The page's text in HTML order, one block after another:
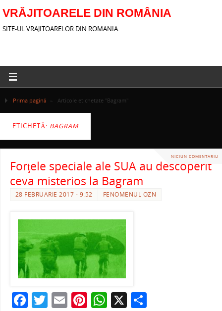
VRĂJITOARELE DIN ROMÂNIA
SITE-UL VRAJITOARELOR DIN ROMANIA.
Prima pagină » Articole etichetate "Bagram"
ETICHETĂ: BAGRAM
NICIUN COMENTARIU
Forţele speciale ale SUA au descoperit
ceva misterios la Bagram
28 FEBRUARIE 2017 - 9:52 FENOMENUL OZN
F T E Pi W X P